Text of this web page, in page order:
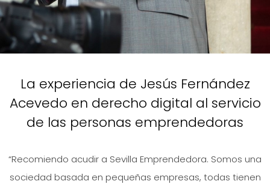
La experiencia de Jesús Fernández
Acevedo en derecho digital al servicio
de las personas emprendedoras
“Recomiendo acudir a Sevilla Emprendedora. Somos una
sociedad basada en pequeñas empresas, todas tienen